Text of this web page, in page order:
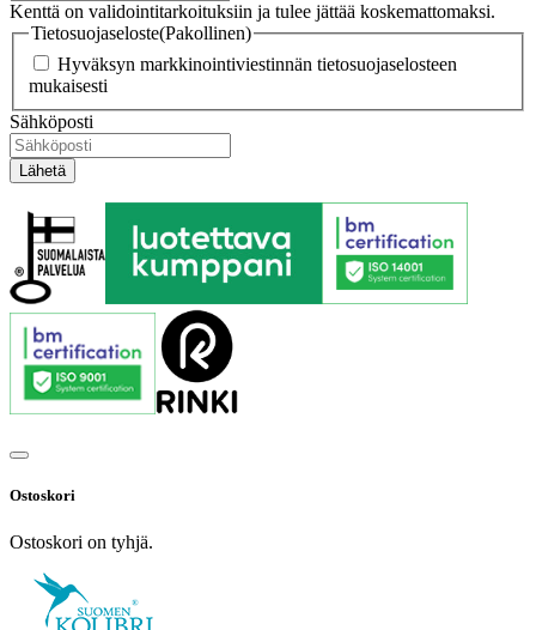
Kenttä on validointitarkoituksiin ja tulee jättää koskemattomaksi.
Tietosuojaseloste(Pakollinen)
Hyväksyn markkinointiviestinnän tietosuojaselosteen
mukaisesti
Sähköposti
Ostoskori
Ostoskori on tyhjä.